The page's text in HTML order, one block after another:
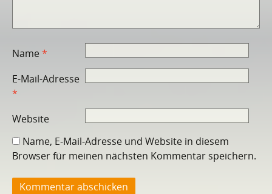
Name*
E-Mail-Adresse
*
Website
Name, E-Mail-Adresse und Website in diesem
Browser für meinen nächsten Kommentar speichern.